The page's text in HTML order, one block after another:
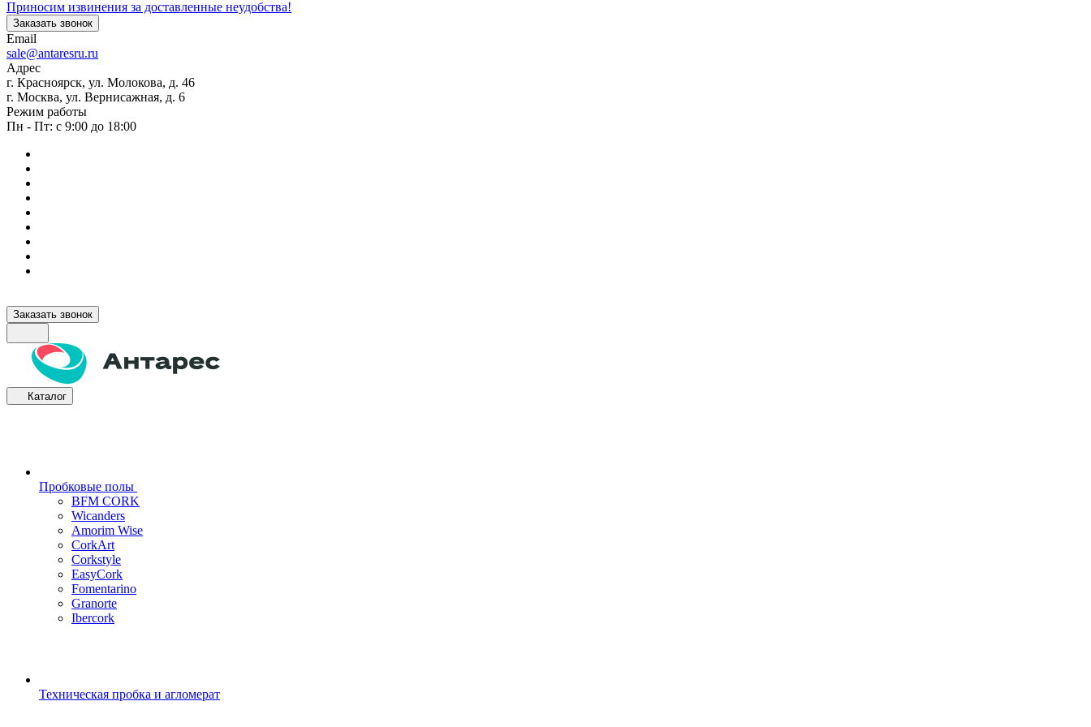
Приносим извинения за доставленные неудобства!
Заказать звонок
Email
sale@antaresru.ru
Адрес
г. Красноярск, ул. Молокова, д. 46
г. Москва, ул. Вернисажная, д. 6
Режим работы
Пн - Пт: с 9:00 до 18:00
Заказать звонок
Каталог
Пробковые полы
BFM CORK
Wicanders
Amorim Wise
CorkArt
Corkstyle
EasyCork
Fomentarino
Granorte
Ibercork
Техническая пробка и агломерат